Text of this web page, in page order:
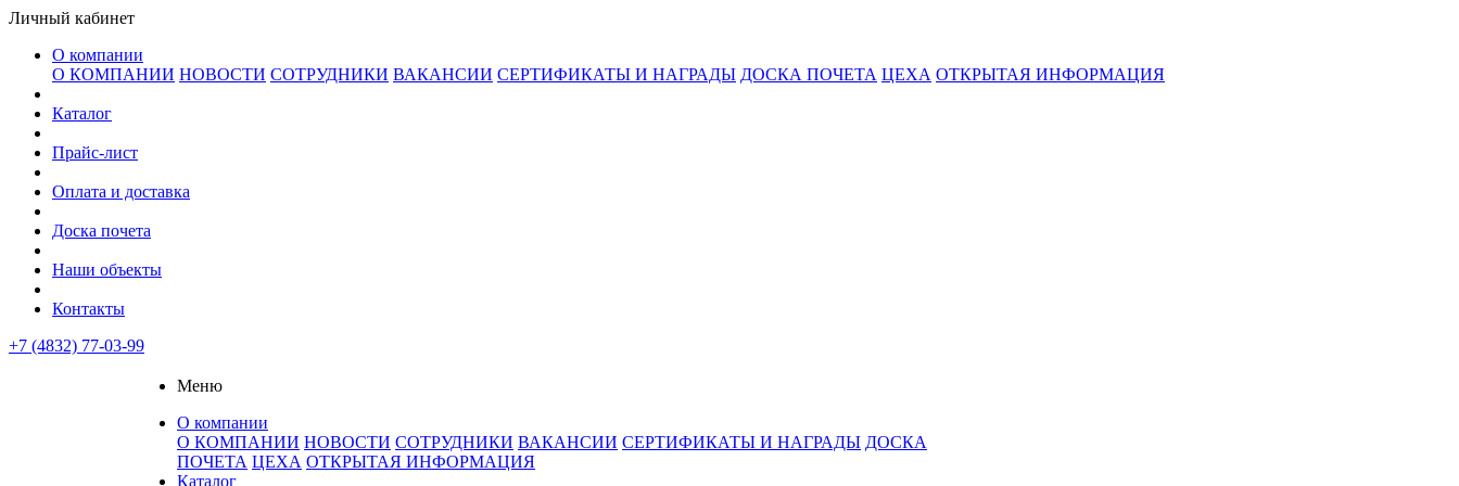
Личный кабинет
О компании
О КОМПАНИИ НОВОСТИ СОТРУДНИКИ ВАКАНСИИ СЕРТИФИКАТЫ И НАГРАДЫ ДОСКА ПОЧЕТА ЦЕХА ОТКРЫТАЯ ИНФОРМАЦИЯ
Каталог
Прайс-лист
Оплата и доставка
Доска почета
Наши объекты
Контакты
+7 (4832) 77-03-99
Меню
О компании
О КОМПАНИИ НОВОСТИ СОТРУДНИКИ ВАКАНСИИ СЕРТИФИКАТЫ И НАГРАДЫ ДОСКА
ПОЧЕТА ЦЕХА ОТКРЫТАЯ ИНФОРМАЦИЯ
Каталог